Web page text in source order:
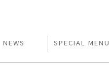
NEWS SPECIAL MENU